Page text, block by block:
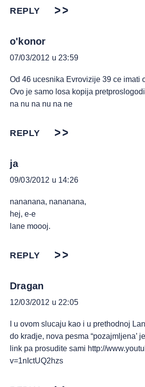
REPLY
o'konor
07/03/2012 u 23:59
Od 46 ucesnika Evrovizije 39 ce imati
Ovo je samo losa kopija
na nu na nu na ne
REPLY
ja
09/03/2012 u 14:26
nananana, nananana,
hej, e-e
lane moooj.
REPLY
Dragan
12/03/2012 u 22:05
I u ovom slucaju kao i u prethodnoj
do kradje, nova pesma “pozajmljena’
link pa prosudite sami http://
v=1nIctUQ2hzs